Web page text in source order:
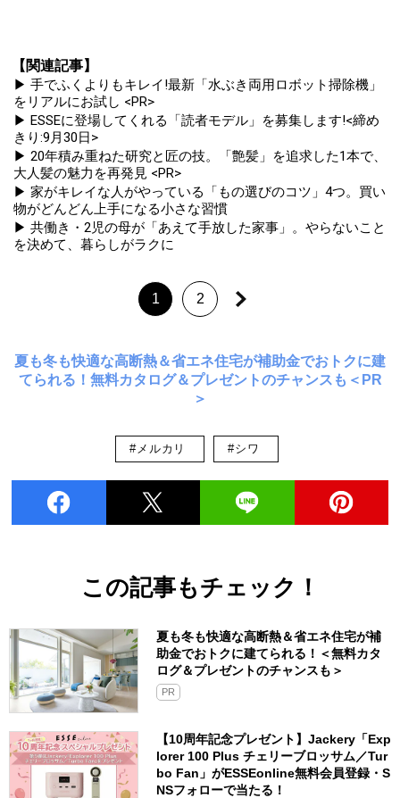
【関連記事】
▶ 手でふくよりもキレイ!最新「水ぶき両用ロボット掃除機」
をリアルにお試し <PR>
▶ ESSEに登場してくれる「読者モデル」を募集します!<締め
きり:9月30日>
▶ 20年積み重ねた研究と匠の技。「艶髪」を追求した1本で、
大人髪の魅力を再発見 <PR>
▶ 家がキレイな人がやっている「もの選びのコツ」4つ。買い
物がどんどん上手になる小さな習慣
▶ 共働き・2児の母が「あえて手放した家事」。やらないこと
を決めて、暮らしがラクに
1 2
夏も冬も快適な高断熱＆省エネ住宅が補助金でおトクに建
てられる！無料カタログ＆プレゼントのチャンスも＜PR
＞
#メルカリ #シワ
この記事もチェック！
夏も冬も快適な高断熱＆省エネ住宅が補
助金でおトクに建てられる！＜無料カタ
ログ＆プレゼントのチャンスも＞
PR
【10周年記念プレゼント】Jackery「Exp
lorer 100 Plus チェリーブロッサム／Tur
bo Fan」がESSEonline無料会員登録・S
NSフォローで当たる！